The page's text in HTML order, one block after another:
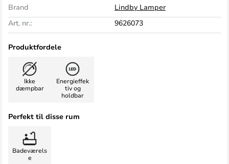
Brand
Lindby Lamper
Art. nr.:
9626073
Produktfordele
Ikke
dæmpbar
Energieffek
tiv og
holdbar
Perfekt til disse rum
Badeværels
e